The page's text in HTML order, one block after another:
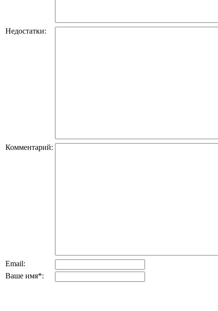
Недостатки:
Комментарий:
Email:
Ваше имя*: